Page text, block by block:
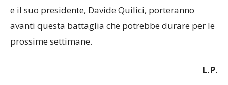
e il suo presidente, Davide Quilici, porteranno
avanti questa battaglia che potrebbe durare per le
prossime settimane.
L.P.